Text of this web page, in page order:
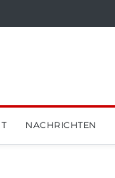
NACHRICHTEN